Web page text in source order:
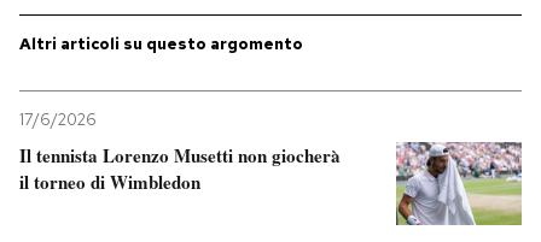
Altri articoli su questo argomento
17/6/2026
Il tennista Lorenzo Musetti non giocherà
il torneo di Wimbledon